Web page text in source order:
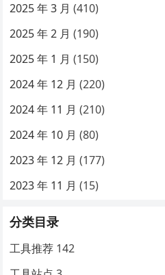
2025 年 3 月 (410)
2025 年 2 月 (190)
2025 年 1 月 (150)
2024 年 12 月 (220)
2024 年 11 月 (210)
2024 年 10 月 (80)
2023 年 12 月 (177)
2023 年 11 月 (15)
分类目录
工具推荐 142